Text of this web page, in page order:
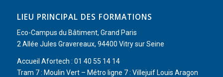
LIEU PRINCIPAL DES FORMATIONS
Eco-Campus du Bâtiment, Grand Paris
2 Allée Jules Gravereaux, 94400 Vitry sur Seine
Accueil Afortech : 01 40 55 14 14
Tram 7 : Moulin Vert – Métro ligne 7 : Villejuif Louis Aragon